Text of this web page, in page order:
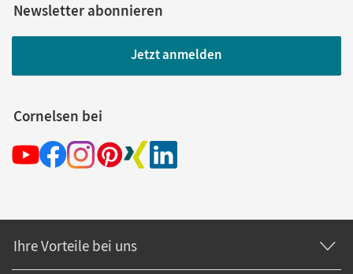
Newsletter abonnieren
Jetzt anmelden
Cornelsen bei
Ihre Vorteile bei uns